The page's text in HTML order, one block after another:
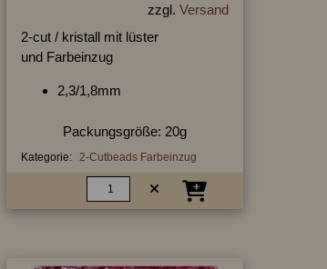
zzgl. Versand
2-cut / kristall mit lüster
und Farbeinzug
2,3/1,8mm
Packungsgröße: 20g
Kategorie: 2-Cutbeads Farbeinzug